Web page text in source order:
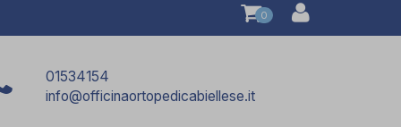
0
01534154
info@officinaortopedicabiellese.it